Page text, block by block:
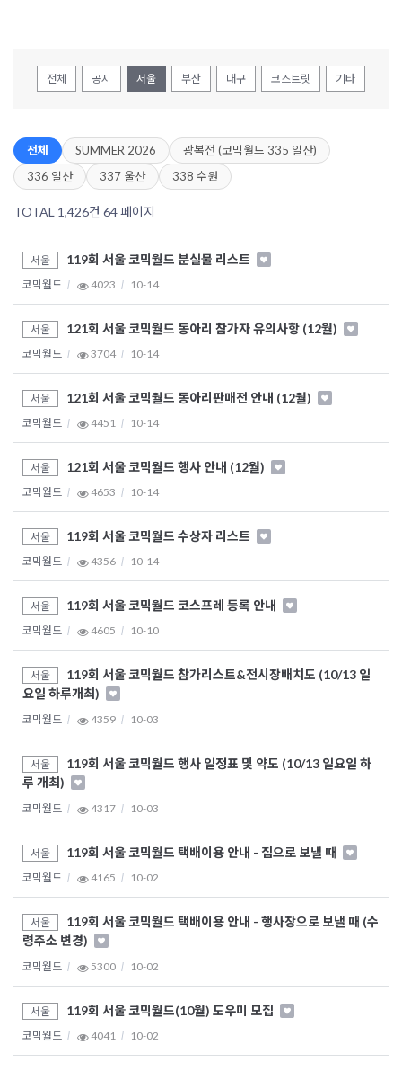
전체 공지 서울 부산 대구 코스트릿 기타
전체 SUMMER 2026
광복전 (코믹월드 335 일산)
336 일산
337 울산 338 수원
TOTAL 1,426건 64 페이지
서울 119회 서울 코믹월드 분실물 리스트
코믹월드 4023 10-14
서울 121회 서울 코믹월드 동아리 참가자 유의사항 (12월)
코믹월드 3704 10-14
서울 121회 서울 코믹월드 동아리판매전 안내 (12월)
코믹월드 4451 10-14
서울 121회 서울 코믹월드 행사 안내 (12월)
코믹월드 4653 10-14
서울 119회 서울 코믹월드 수상자 리스트
코믹월드 4356 10-14
서울 119회 서울 코믹월드 코스프레 등록 안내
코믹월드 4605 10-10
서울
119회 서울 코믹월드 참가리스트&전시장배치도 (10/13 일
요일 하루개최)
코믹월드 4359 10-03
서울
119회 서울 코믹월드 행사 일정표 및 약도 (10/13 일요일 하
루 개최)
코믹월드 4317 10-03
서울 119회 서울 코믹월드 택배이용 안내 - 집으로 보낼 때
코믹월드 4165 10-02
서울
119회 서울 코믹월드 택배이용 안내 - 행사장으로 보낼 때 (수
령주소 변경)
코믹월드 5300 10-02
서울 119회 서울 코믹월드(10월) 도우미 모집
코믹월드 4041 10-02